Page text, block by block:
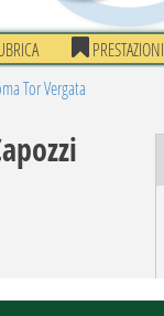
PRESTAZIONI
Tor Vergata